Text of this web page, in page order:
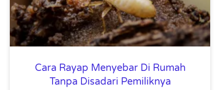
Cara Rayap Menyebar Di Rumah
Tanpa Disadari Pemiliknya